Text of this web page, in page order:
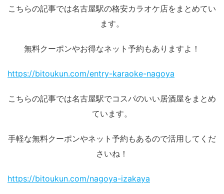
こちらの記事では名古屋駅の格安カラオケ店をまとめてい
ます。
無料クーポンやお得なネット予約もありますよ！
https://bitoukun.com/entry-karaoke-nagoya
こちらの記事では名古屋駅でコスパのいい居酒屋をまとめ
ています。
手軽な無料クーポンやネット予約もあるので活用してくだ
さいね！
https://bitoukun.com/nagoya-izakaya